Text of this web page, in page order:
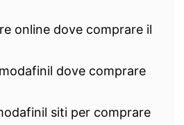
online dove comprare il
dove comprare
siti per comprare